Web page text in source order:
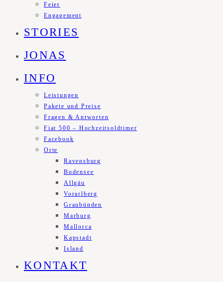
Feier
Engagement
STORIES
JONAS
INFO
Leistungen
Pakete und Preise
Fragen & Antworten
Fiat 500 – Hochzeitsoldtimer
Facebook
Orte
Ravensburg
Bodensee
Allgäu
Vorarlberg
Graubünden
Marburg
Mallorca
Kapstadt
Island
KONTAKT